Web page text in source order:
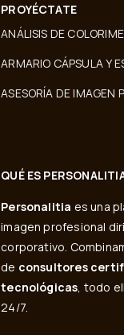
PROYÉCTATE
ANÁLISIS DE
ARMARIO CÁPSULA Y
ASESORÍA DE IMAGEN
QUÉ ES
Personalitia es una
imagen profesional
corporativo.
de consultores
tecnológicas, todo
24/7.